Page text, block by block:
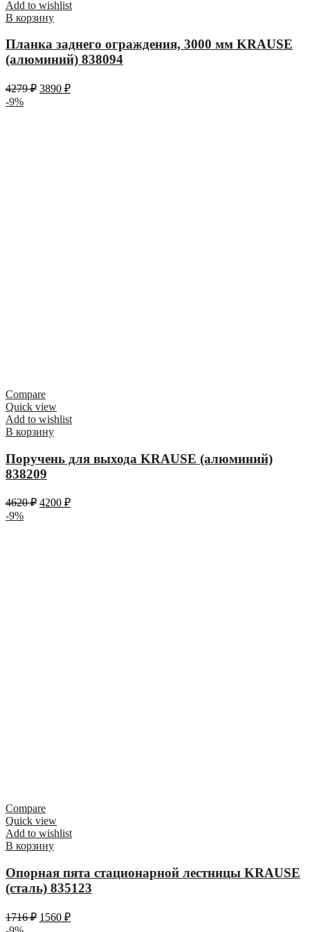
Add to wishlist
В корзину
Планка заднего ограждения, 3000 мм KRAUSE
(алюминий) 838094
4279₽ 3890 ₽
-9%
Compare
Quick view
Add to wishlist
В корзину
Поручень для выхода KRAUSE (алюминий)
838209
4620₽ 4200 ₽
-9%
Compare
Quick view
Add to wishlist
В корзину
Опорная пята стационарной лестницы KRAUSE
(сталь) 835123
1716₽ 1560 ₽